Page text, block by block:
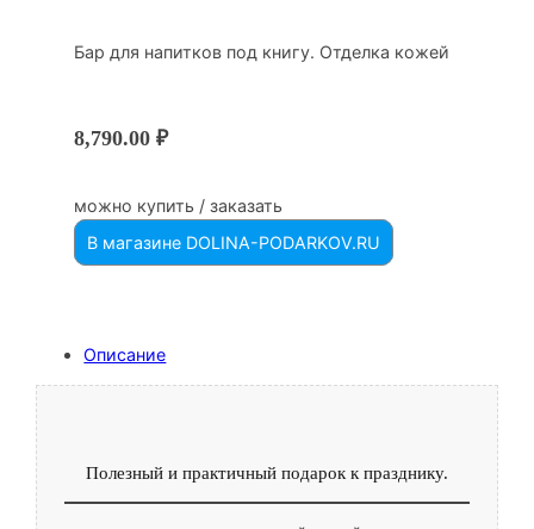
Бар для напитков под книгу. Отделка кожей
8,790.00₽
можно купить / заказать
В магазине DOLINA-PODARKOV.RU
Описание
Полезный и практичный подарок к празднику.